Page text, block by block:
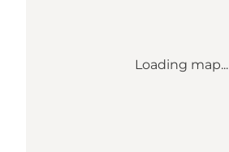
Loading map...